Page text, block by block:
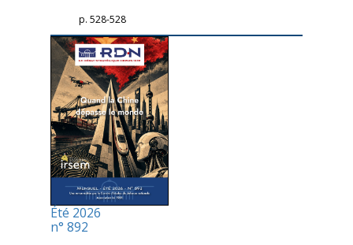
p. 528-528
Été 2026
n° 892